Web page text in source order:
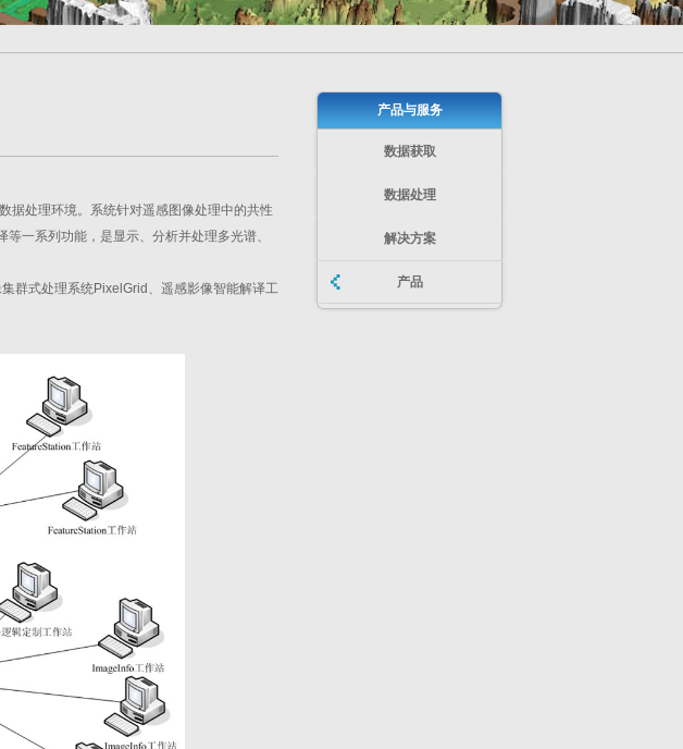
据处理环境。系统针对遥感图像处理中的共性
一系列功能，是显示、分析并处理多光谱、
群式处理系统PixelGrid、遥感影像智能解译工
产品与服务
数据获取
数据处理
解决方案
产品